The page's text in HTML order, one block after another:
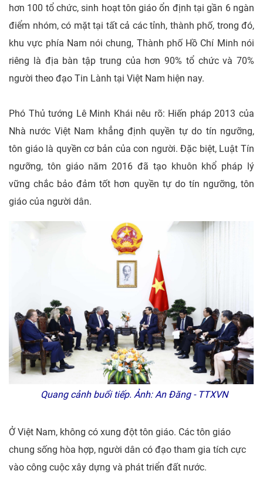
hơn 100 tổ chức, sinh hoạt tôn giáo ổn định tại gần 6 ngàn
điểm nhóm, có mặt tại tất cả các tỉnh, thành phố, trong đó,
khu vực phía Nam nói chung, Thành phố Hồ Chí Minh nói
riêng là địa bàn tập trung của hơn 90% tổ chức và 70%
người theo đạo Tin Lành tại Việt Nam hiện nay.
Phó Thủ tướng Lê Minh Khái nêu rõ: Hiến pháp 2013 của
Nhà nước Việt Nam khẳng định quyền tự do tín ngưỡng,
tôn giáo là quyền cơ bản của con người. Đặc biệt, Luật Tín
ngưỡng, tôn giáo năm 2016 đã tạo khuôn khổ pháp lý
vững chắc bảo đảm tốt hơn quyền tự do tín ngưỡng, tôn
giáo của người dân.
Quang cảnh buổi tiếp. Ảnh: An Đăng - TTXVN
Ở Việt Nam, không có xung đột tôn giáo. Các tôn giáo
chung sống hòa hợp, người dân có đạo tham gia tích cực
vào công cuộc xây dựng và phát triển đất nước.